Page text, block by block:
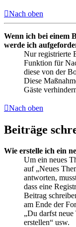
Nach oben
Wenn ich bei einem
werde ich
Nur registrierte
Funktion für
diese von der
Diese
Gäste
Nach oben
Beiträge
Wie erstelle ich ein
Um ein neues
auf „Neues
antworten,
dass eine
Beitrag
am Ende der
„Du darfst
erstellen“ usw.